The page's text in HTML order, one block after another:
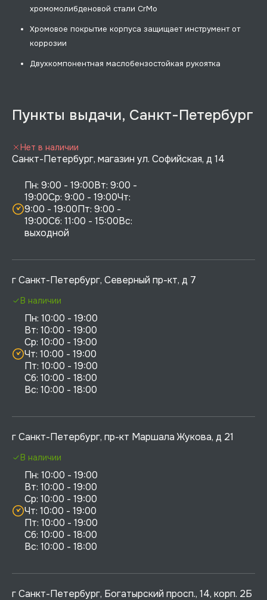
хромомолибденовой стали CrMo
Хромовое покрытие корпуса защищает инструмент от
коррозии
Двухкомпонентная маслобензостойкая рукоятка
Пункты выдачи, Санкт-Петербург
Санкт-Петербург, магазин ул. Софийская, д 14
Пн: 9:00 - 19:00Вт: 9:00 -
19:00Ср: 9:00 - 19:00Чт:
9:00 - 19:00Пт: 9:00 -
19:00Сб: 11:00 - 15:00Вс:
выходной
Нет в наличии
г Санкт-Петербург, Северный пр-кт, д 7
Пн: 10:00 - 19:00
Вт: 10:00 - 19:00
Ср: 10:00 - 19:00
Чт: 10:00 - 19:00
Пт: 10:00 - 19:00
Сб: 10:00 - 18:00
В наличии
г Санкт-Петербург, пр-кт Маршала Жукова, д 21
Пн: 10:00 - 19:00
Вт: 10:00 - 19:00
Ср: 10:00 - 19:00
Чт: 10:00 - 19:00
Пт: 10:00 - 19:00
Сб: 10:00 - 18:00
В наличии
г Санкт-Петербург, Богатырский просп., 14, корп. 2Б